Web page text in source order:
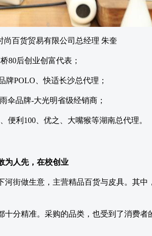
百货贸易有限公司总经理 朱奎
80后创业创富代表；
牌POLO、快适长沙总代理；
伞品牌-大光明省级经销商；
便利100、优之、大嘴猴等湖南总代理。
为人先，在校创业
街做生意，主营精品百货与皮具。其
分精准。采购的品类，也受到了消费